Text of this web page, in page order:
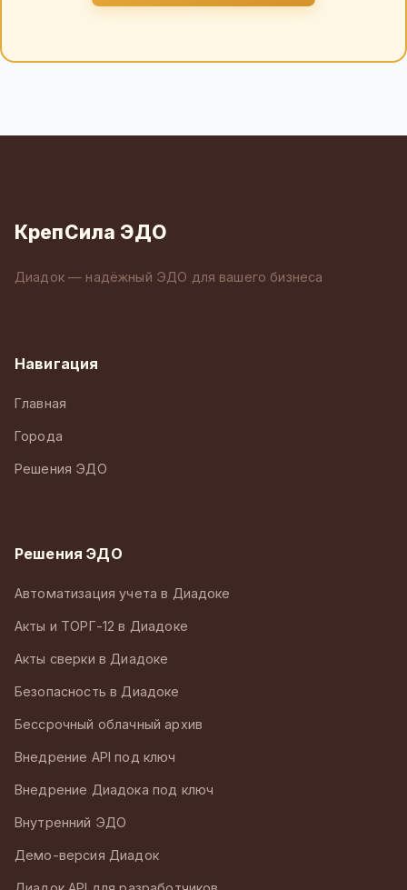
КрепСила ЭДО
Диадок — надёжный ЭДО для вашего бизнеса
Навигация
Главная
Города
Решения ЭДО
Решения ЭДО
Автоматизация учета в Диадоке
Акты и ТОРГ-12 в Диадоке
Акты сверки в Диадоке
Безопасность в Диадоке
Бессрочный облачный архив
Внедрение API под ключ
Внедрение Диадока под ключ
Внутренний ЭДО
Демо-версия Диадок